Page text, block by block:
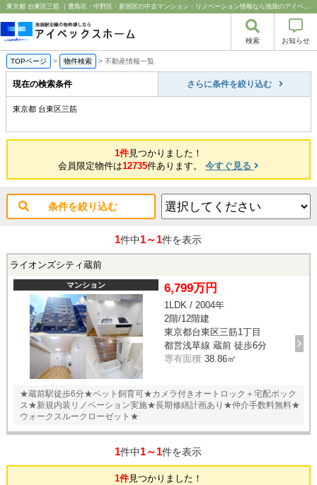
東京都 台東区三筋 ｜豊島区・中野区・新宿区の中古マンション・リノベーション情報なら池袋のアイベックスホーム！
検索 お知らせ
TOPページ > 物件検索 > 不動産情報一覧
現在の検索条件 さらに条件を絞り込む
東京都 台東区三筋
1件見つかりました！
会員限定物件は12735件あります。 今すぐ見る
条件を絞り込む
1件中1～1件を表示
ライオンズシティ蔵前
マンション 6,799万円
1LDK / 2004年
2階/12階建
東京都台東区三筋1丁目
都営浅草線 蔵前 徒歩6分
専有面積 38.86㎡
★蔵前駅徒歩6分★ペット飼育可★カメラ付きオートロック＋宅配ボック
ス★新規内装リノベーション実施★長期修繕計画あり★仲介手数料無料★
ウォークスルークローゼット★
1件中1～1件を表示
1件見つかりました！